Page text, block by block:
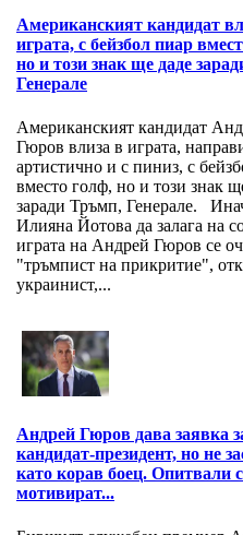
Американският кандидат
играта, с бейзбол пиар
но и този знак ще даде
Генерале
Американският кандидат
Гюров влиза в играта,
артистично и с пиниз, с
вместо голф, но и този знак
заради Тръмп, Генерале.
Илияна Йотова да залага на
играта на Андрей Гюров се
"тръмпист на прикритие",
украинист,...
Андрей Гюров дава заявка
кандидат-президент, но не
като корав боец. Опитвали
мотивират...